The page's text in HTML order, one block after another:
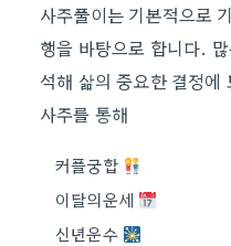
사주풀이는 기본적으로
행을 바탕으로 합니다.
석해 삶의 중요한 결정에
사주를 통해
커플궁합
이달의운세
신년운수